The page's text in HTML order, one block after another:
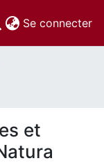
Se connecter
et